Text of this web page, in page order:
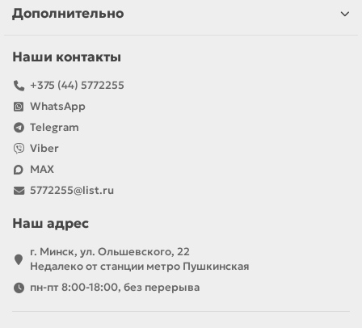
Дополнительно
Наши контакты
+375 (44) 5772255
WhatsApp
Telegram
Viber
MAX
5772255@list.ru
Наш адрес
г. Минск, ул. Ольшевского, 22
Недалеко от станции метро Пушкинская
пн-пт 8:00-18:00, без перерыва